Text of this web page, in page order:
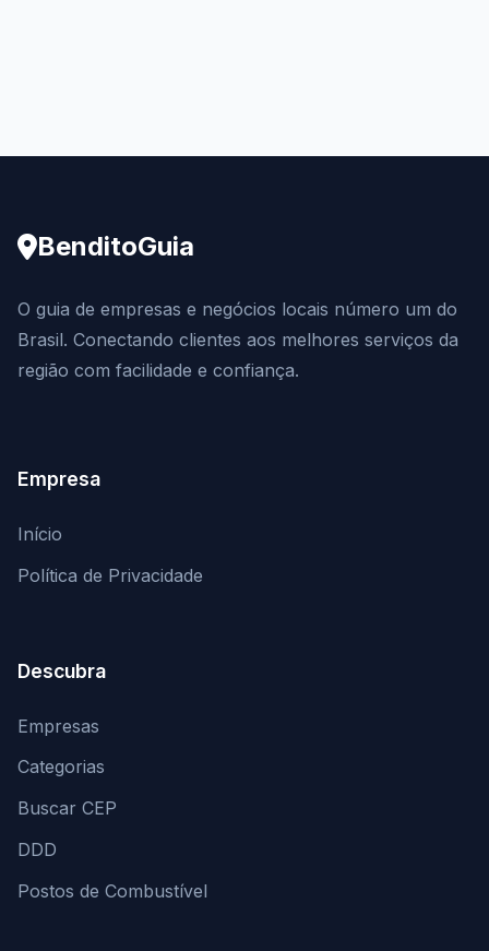
BenditoGuia
O guia de empresas e negócios locais número um do
Brasil. Conectando clientes aos melhores serviços da
região com facilidade e confiança.
Empresa
Início
Política de Privacidade
Descubra
Empresas
Categorias
Buscar CEP
DDD
Postos de Combustível